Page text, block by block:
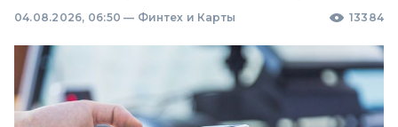
04.08.2026, 06:50 — Финтех и Карты 13384